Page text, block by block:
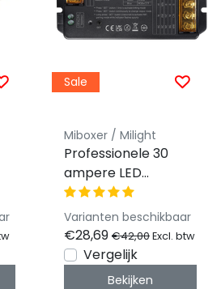
RGBCCT
Sale
Miboxer / Milight
Professionele 30
ampere LED
controller 5 in 1 -
Single Color/Dual
White/RGB/RGBW/
LED strips 12-24-48v
- HW5
Varianten beschikbaar
€28,69 €42,00Excl. btw
Vergelijk
Bekijken